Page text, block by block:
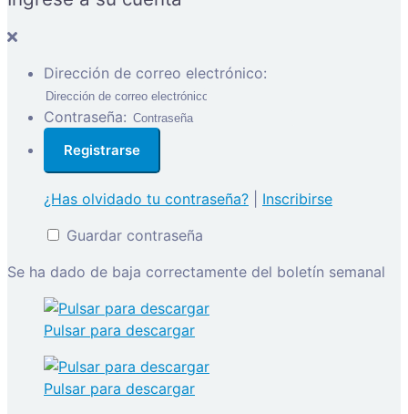
Dirección de correo electrónico:
Contraseña:
¿Has olvidado tu contraseña?
Inscribirse
Guardar contraseña
Se ha dado de baja correctamente del boletín semanal
Pulsar para descargar
Pulsar para descargar